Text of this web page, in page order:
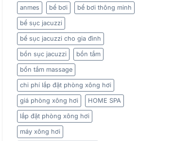
anmes bể bơi bể bơi thông minh
bể sục jacuzzi
bể sục jacuzzi cho gia đình
bồn sục jacuzzi bồn tắm
bồn tắm massage
chi phí lắp đặt phòng xông hơi
giá phòng xông hơi HOME SPA
lắp đặt phòng xông hơi
máy xông hơi